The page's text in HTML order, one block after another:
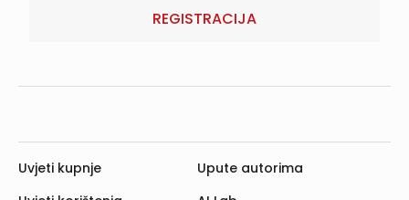
REGISTRACIJA
Uvjeti kupnje
Upute autorima